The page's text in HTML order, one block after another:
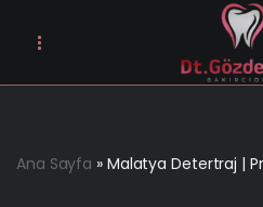
geç
Ana Sayfa » Malatya Detertraj |